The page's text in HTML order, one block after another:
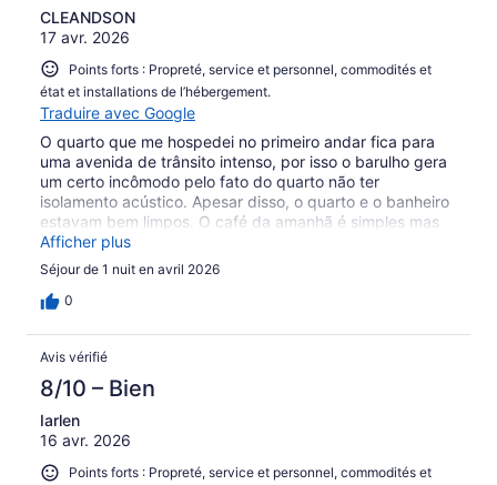
CLEANDSON
17 avr. 2026
Points forts : Propreté, service et personnel, commodités et
état et installations de l’hébergement.
Traduire avec Google
O quarto que me hospedei no primeiro andar fica para
uma avenida de trânsito intenso, por isso o barulho gera
um certo incômodo pelo fato do quarto não ter
isolamento acústico. Apesar disso, o quarto e o banheiro
estavam bem limpos. O café da amanhã é simples mas
tudo bem feito.
Afficher plus
Séjour de 1 nuit en avril 2026
0
Avis vérifié
8/10 – Bien
Iarlen
16 avr. 2026
Points forts : Propreté, service et personnel, commodités et